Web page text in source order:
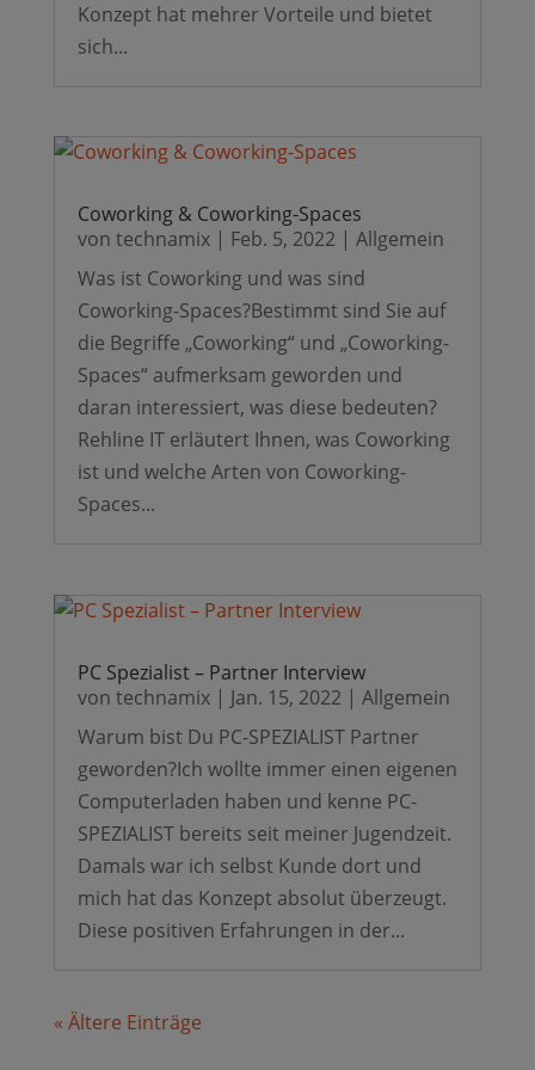
Konzept hat mehrer Vorteile und bietet
sich...
Coworking & Coworking-Spaces
von technamix| Feb. 5, 2022 | Allgemein
Was ist Coworking und was sind
Coworking-Spaces?Bestimmt sind Sie auf
die Begriffe „Coworking“ und „Coworking-
Spaces“ aufmerksam geworden und
daran interessiert, was diese bedeuten?
Rehline IT erläutert Ihnen, was Coworking
ist und welche Arten von Coworking-
Spaces...
PC Spezialist – Partner Interview
von technamix| Jan. 15, 2022 | Allgemein
Warum bist Du PC-SPEZIALIST Partner
geworden?Ich wollte immer einen eigenen
Computerladen haben und kenne PC-
SPEZIALIST bereits seit meiner Jugendzeit.
Damals war ich selbst Kunde dort und
mich hat das Konzept absolut überzeugt.
Diese positiven Erfahrungen in der...
« Ältere Einträge